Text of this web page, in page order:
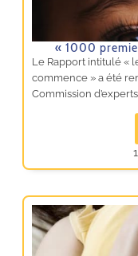
« 1000
Le Rapport intitulé «
commence » a été
Commission